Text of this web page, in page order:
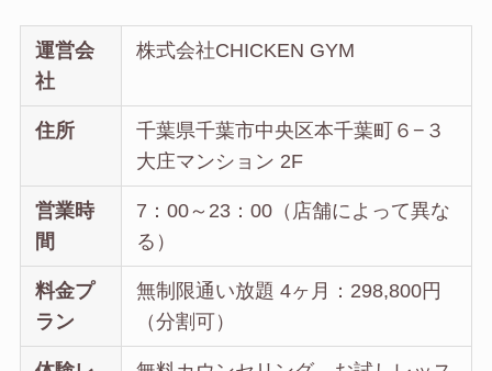
運営会
社
株式会社CHICKEN GYM
住所
千葉県千葉市中央区本千葉町６−３
大庄マンション 2F
営業時
間
7：00～23：00（店舗によって異な
る）
料金プ
ラン
無制限通い放題 4ヶ月：298,800円
（分割可）